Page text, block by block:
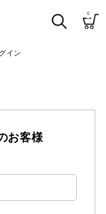
0
イン
お客様